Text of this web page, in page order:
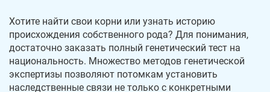
Хотите найти свои корни или узнать историю
происхождения собственного рода? Для понимания,
достаточно заказать полный генетический тест на
национальность. Множество методов генетической
экспертизы позволяют потомкам установить
наследственные связи не только с конкретными